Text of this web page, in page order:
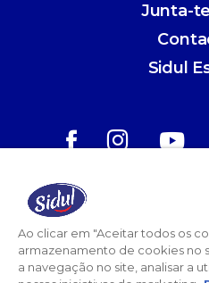
Junta-
Sidul
Política de
Termos e
Ao clicar em "Aceitar todos os
armazenamento de cookies no
a navegação no site, analisar a